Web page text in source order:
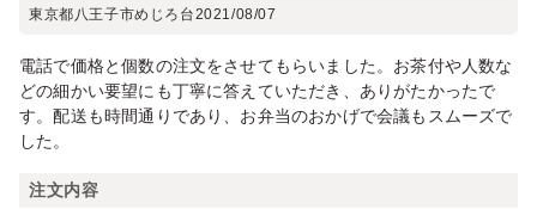
東京都八王子市めじろ台2021/08/07
電話で価格と個数の注文をさせてもらいました。お茶付や人数な
どの細かい要望にも丁寧に答えていただき、ありがたかったで
す。配送も時間通りであり、お弁当のおかげで会議もスムーズで
した。
注文内容